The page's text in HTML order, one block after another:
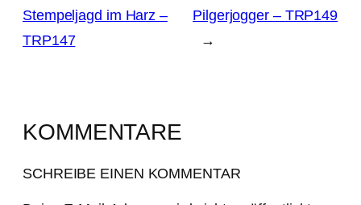
Stempeljagd im Harz –
TRP147
Pilgerjogger – TRP149
→
KOMMENTARE
SCHREIBE EINEN KOMMENTAR